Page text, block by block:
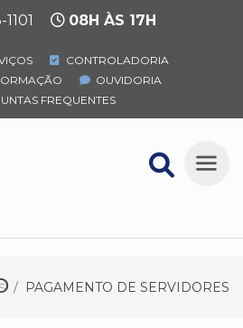
08H ÀS 17H
CONTROLADORIA
OUVIDORIA
FREQUENTES
PAGAMENTO DE SERVIDORES